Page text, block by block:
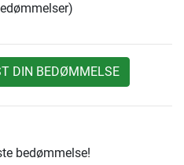
DIN BEDØMMELSE
bedømmelse!